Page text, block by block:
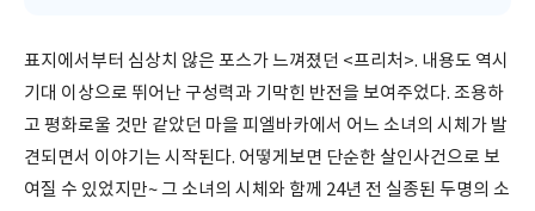
표지에서부터 심상치 않은 포스가 느껴졌던 <프리처>. 내용도 역시
기대 이상으로 뛰어난 구성력과 기막힌 반전을 보여주었다. 조용하
고 평화로울 것만 같았던 마을 피엘바카에서 어느 소녀의 시체가 발
견되면서 이야기는 시작된다. 어떻게보면 단순한 살인사건으로 보
여질 수 있었지만~ 그 소녀의 시체와 함께 24년 전 실종된 두명의 소